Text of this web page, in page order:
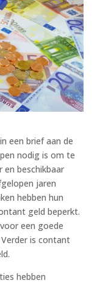
een brief aan de
nodig is om te
beschikbaar
jaren
hebben hun
geld beperkt.
een goede
is contant
hebben